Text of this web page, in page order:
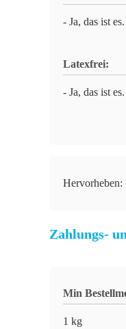
- Ja, das ist es.
Latexfrei:
- Ja, das ist es.
Hervorheben:
Zahlungs-
Min
1 kg